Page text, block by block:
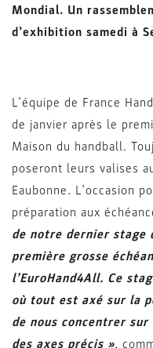
Mondial. Un
d’exhibition samedi à
L’équipe de France
de janvier après le
Maison du handball.
poseront leurs valises
Eaubonne. L’occasion
préparation aux
de notre dernier stage
première grosse
l’EuroHand4All. Ce
où tout est axé sur la
de nous concentrer
des axes précis »,